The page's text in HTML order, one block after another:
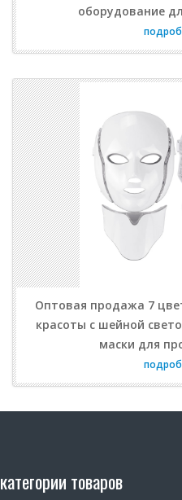
оборудование
Оптовая продажа 7
красоты с шейной
маски для
категории товаров